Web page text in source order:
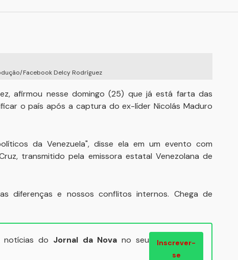
Facebook Delcy Rodríguez
afirmou nesse domingo (25) que já está farta das
o país após a captura do ex-líder Nicolás Maduro
da Venezuela", disse ela em um evento com
transmitido pela emissora estatal Venezolana de
diferenças e nossos conflitos internos. Chega de
notícias do Jornal da Nova no seu
Inscrever-
se